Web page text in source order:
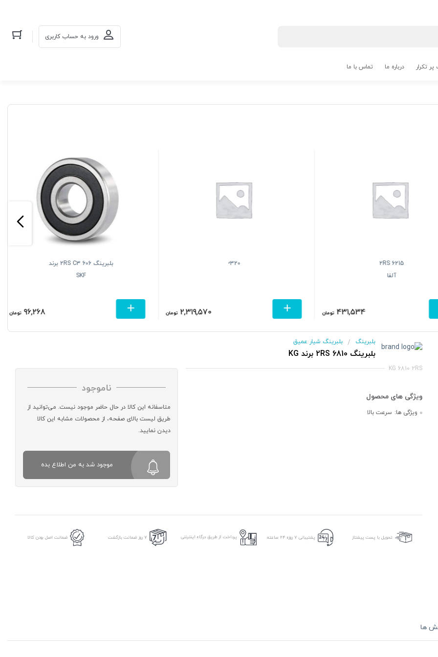
ورود به حساب کاربری
تکرار درباره ما تماس با ما
6215 2RS
آلفا
431,534 تومان
6320
2,319,570 تومان
بلبرینگ 606 2RS C3 برند
SKF
96,268 تومان
بلبرینگ / بلبرینگ شیار عمیق
بلبرینگ 6810 2RS برند KG
KG 6810 2RS
ویژگی ها: سرعت بالا
ناموجود
متاسفانه این کالا در حال حاضر موجود نیست. می‌توانید از
طریق لیست بالای صفحه، از محصولات مشابه این کالا
دیدن نمایید.
موجود شد به من اطلاع بده
تحویل با پست پیشتاز پشتیبانی ۷ روزه ۲۴ ساعته پرداخت از طریق درگاه اینترنتی 7 روز ضمانت بازگشت ضمانت اصل بودن کالا
ها